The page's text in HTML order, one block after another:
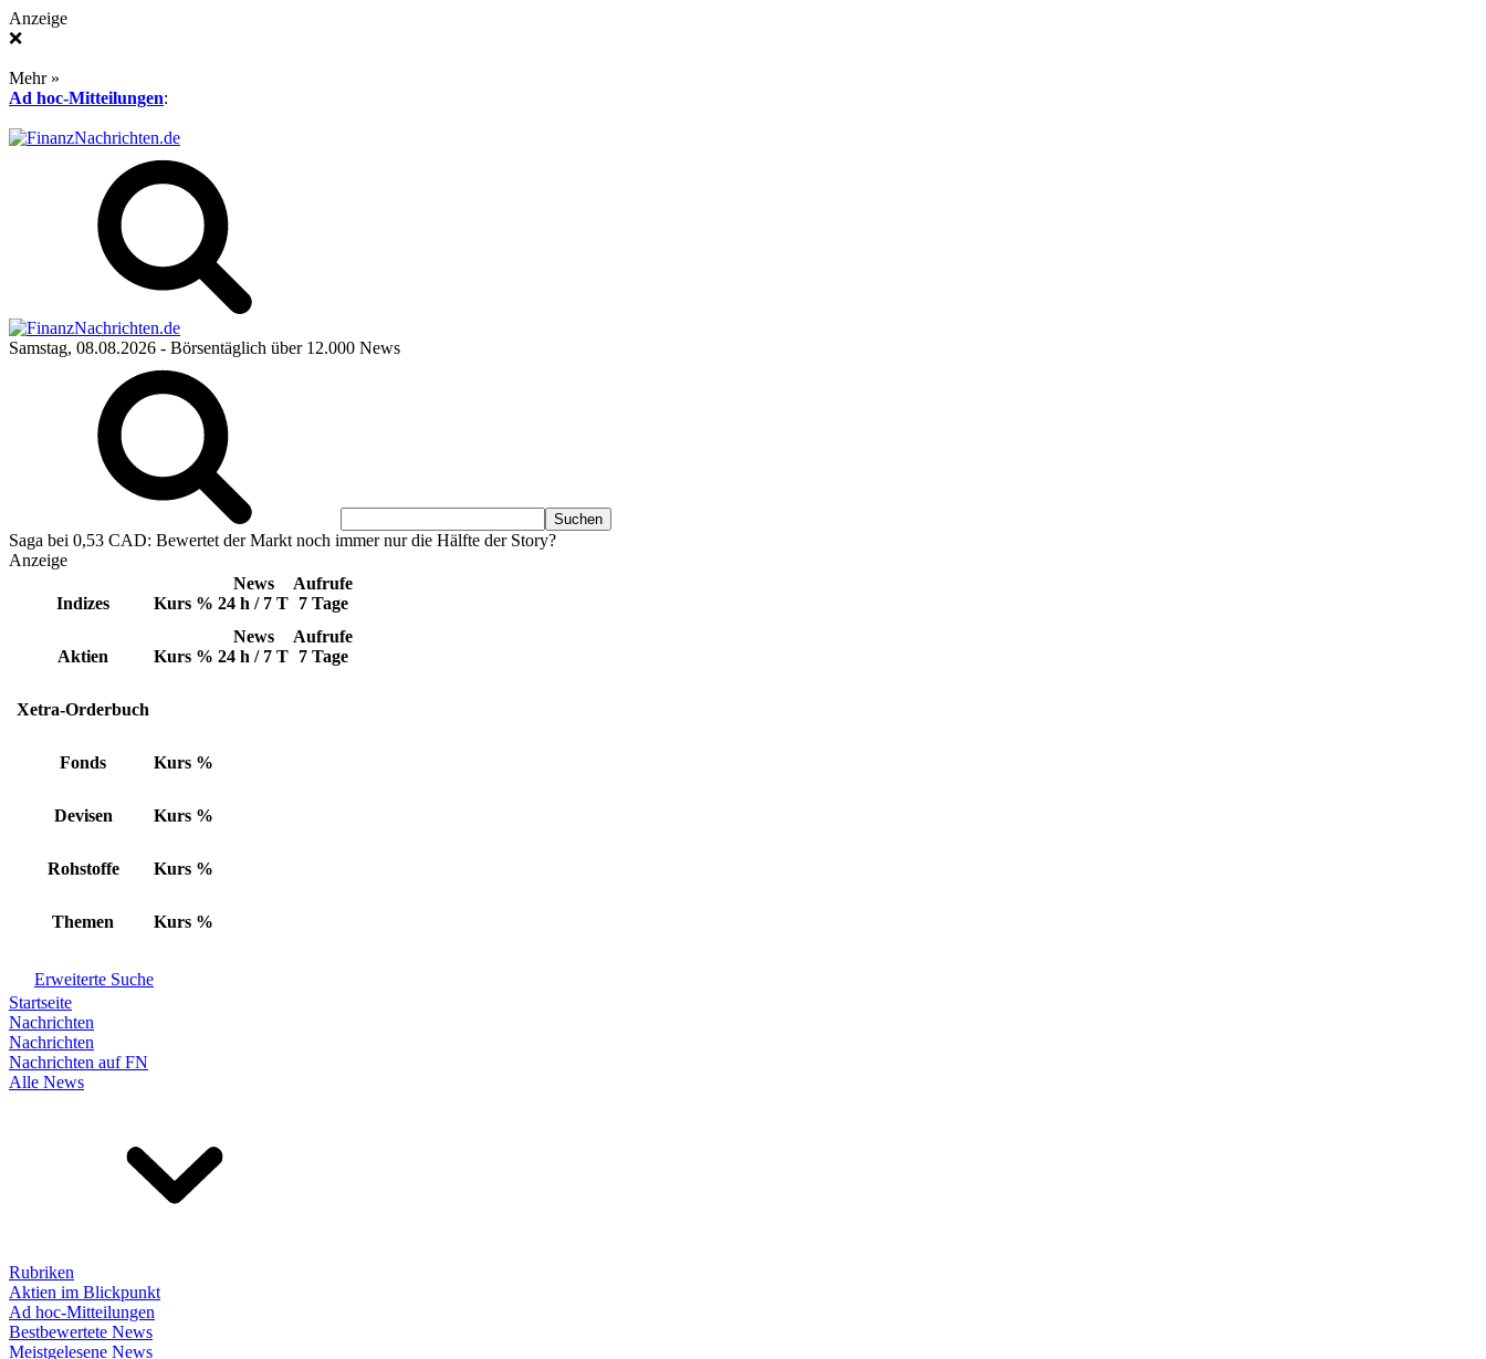
Anzeige
❌
Mehr »
Ad hoc-Mitteilungen:
Samstag, 08.08.2026 - Börsentäglich über 12.000 News
Saga bei 0,53 CAD: Bewertet der Markt noch immer nur die Hälfte der Story?
Anzeige
Indizes Kurs %
News
24 h / 7 T
Aufrufe
7 Tage
Aktien Kurs %
News
24 h / 7 T
Aufrufe
7 Tage
Xetra-Orderbuch
Fonds Kurs %
Devisen Kurs %
Rohstoffe Kurs %
Themen Kurs %
Erweiterte Suche
Startseite
Nachrichten
Nachrichten
Nachrichten auf FN
Alle News
Rubriken
Aktien im Blickpunkt
Ad hoc-Mitteilungen
Bestbewertete News
Meistgelesene News